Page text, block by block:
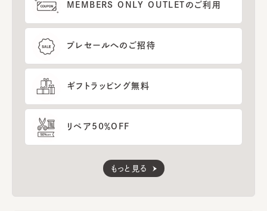
MEMBERS ONLY OUTLETのご利用
プレセールへのご招待
ギフトラッピング無料
リペア50％OFF
もっと見る